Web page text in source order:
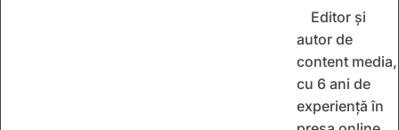
Editor și
autor de
content media,
cu 6 ani de
experiență în